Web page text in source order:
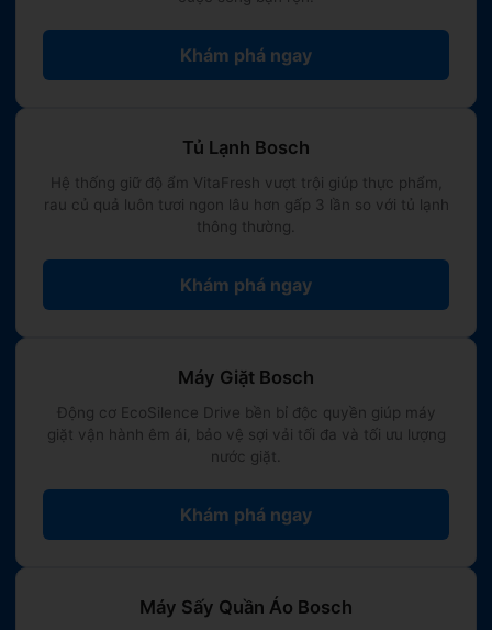
Khám phá ngay
Tủ Lạnh Bosch
Hệ thống giữ độ ẩm VitaFresh vượt trội giúp thực phẩm,
rau củ quả luôn tươi ngon lâu hơn gấp 3 lần so với tủ lạnh
thông thường.
Khám phá ngay
Máy Giặt Bosch
Động cơ EcoSilence Drive bền bỉ độc quyền giúp máy
giặt vận hành êm ái, bảo vệ sợi vải tối đa và tối ưu lượng
nước giặt.
Khám phá ngay
Máy Sấy Quần Áo Bosch